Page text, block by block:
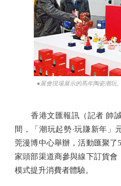
●展會現場展示的馬年陶瓷潮玩
香港文匯報訊（記者 帥誠
間，「潮玩起勢·玩賺新年」
莞漫博中心舉辦，活動匯聚了
家頭部渠道商參與線下訂貨會
模式提升消費者體驗。